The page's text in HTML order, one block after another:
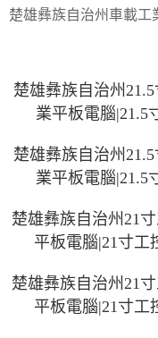
楚雄彝族自治州車載工
楚雄彝族自治州21.5
業平板電腦|21.5
楚雄彝族自治州21.5
業平板電腦|21.5
楚雄彝族自治州21
平板電腦|21寸工
楚雄彝族自治州21
平板電腦|21寸工